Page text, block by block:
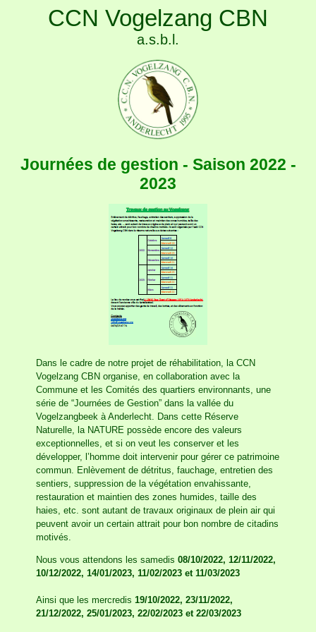
CCN Vogelzang CBN
a.s.b.l.
Journées de gestion - Saison 2022 -
2023
Dans le cadre de notre projet de réhabilitation, la CCN
Vogelzang CBN organise, en collaboration avec la
Commune et les Comités des quartiers environnants, une
série de “Journées de Gestion” dans la vallée du
Vogelzangbeek à Anderlecht. Dans cette Réserve
Naturelle, la NATURE possède encore des valeurs
exceptionnelles, et si on veut les conserver et les
développer, l’homme doit intervenir pour gérer ce patrimoine
commun. Enlèvement de détritus, fauchage, entretien des
sentiers, suppression de la végétation envahissante,
restauration et maintien des zones humides, taille des
haies, etc. sont autant de travaux originaux de plein air qui
peuvent avoir un certain attrait pour bon nombre de citadins
motivés.
Nous vous attendons les samedis08/10/2022, 12/11/2022,
10/12/2022, 14/01/2023, 11/02/2023 et 11/03/2023
Ainsi que les mercredis19/10/2022, 23/11/2022,
21/12/2022, 25/01/2023, 22/02/2023 et 22/03/2023